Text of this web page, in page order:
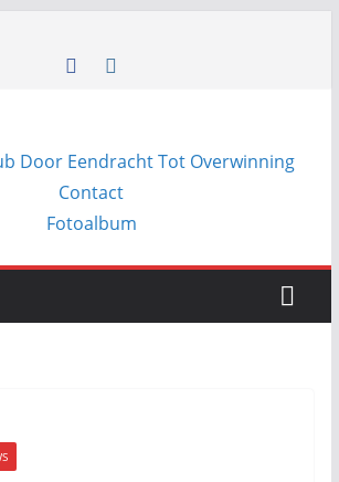
Door Eendracht Tot Overwinning
Contact
Fotoalbum